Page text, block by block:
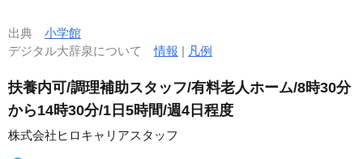
出典 小学館
デジタル大辞泉について情報 | 凡例
扶養内可/調理補助スタッフ/有料老人ホーム/8時30分
から14時30分/1日5時間/週4日程度
株式会社ヒロキャリアスタッフ